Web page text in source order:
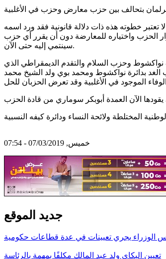
خطوته هذه ذات دلالة قانونية فقد ورد اسمه
الحزب واختياره للمعارضة دون أن يقرر أي حزب
سينتمي إليه حتى الآن.
نواكشوط وحزب السلام والتقدم الديمقراطي الذي
الغد بدائرة نواكشوط ومحمد بوي ولد الشيخ محمد
خميس, 07/03/2019 - 07:54
جديد الموقع
الوزراء يجري تعيينات في عدة قطاعات حكومية
تعيين البكاي ولد عبد المالك مكلفًا بمهمة بالرئاسة